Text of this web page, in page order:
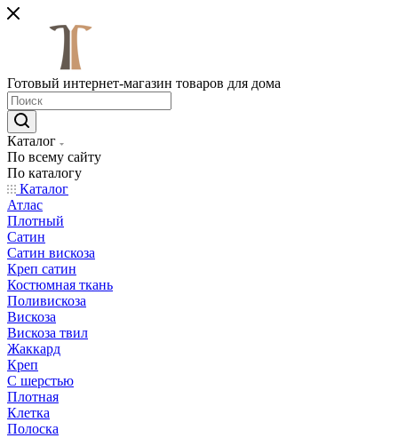
Готовый интернет-магазин товаров для дома
Каталог
По всему сайту
По каталогу
Каталог
Атлас
Плотный
Сатин
Сатин вискоза
Креп сатин
Костюмная ткань
Поливискоза
Вискоза
Вискоза твил
Жаккард
Креп
С шерстью
Плотная
Клетка
Полоска